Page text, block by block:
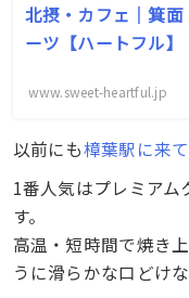
北摂・カフェ｜箕
ーツ【ハートフル】
www.sweet-heartful.jp
以前にも樟葉駅に来
1番人気はプレミアム
す。
高温・短時間で焼き
うに滑らかな口どけな